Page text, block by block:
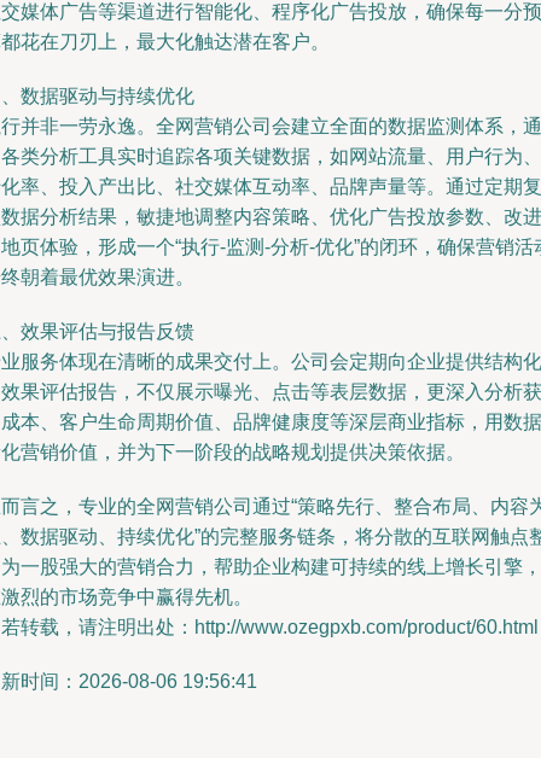
媒体广告等渠道进行智能化、程序化广告投放，确保每一分预
花在刀刃上，最大化触达潜在客户。
数据驱动与持续优化
并非一劳永逸。全网营销公司会建立全面的数据监测体系，通
类分析工具实时追踪各项关键数据，如网站流量、用户行为、
率、投入产出比、社交媒体互动率、品牌声量等。通过定期复
据分析结果，敏捷地调整内容策略、优化广告投放参数、改进
页体验，形成一个“执行-监测-分析-优化”的闭环，确保营销活
朝着最优效果演进。
效果评估与报告反馈
服务体现在清晰的成果交付上。公司会定期向企业提供结构化
果评估报告，不仅展示曝光、点击等表层数据，更深入分析获
本、客户生命周期价值、品牌健康度等深层商业指标，用数据
营销价值，并为下一阶段的战略规划提供决策依据。
言之，专业的全网营销公司通过“策略先行、整合布局、内容
数据驱动、持续优化”的完整服务链条，将分散的互联网触点
一股强大的营销合力，帮助企业构建可持续的线上增长引擎，
烈的市场竞争中赢得先机。
转载，请注明出处：http://www.ozegpxb.com/product/60.html
时间：2026-08-06 19:56:41